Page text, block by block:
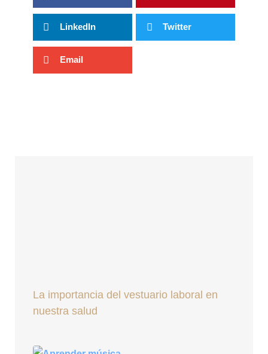
LinkedIn Twitter
Email
La importancia del vestuario laboral en
nuestra salud